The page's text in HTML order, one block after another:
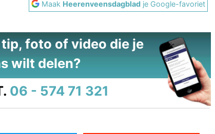
Maak Heerenveensdagblad je Google-favoriet
foto of video die je
wilt delen?
06 - 574 71 321